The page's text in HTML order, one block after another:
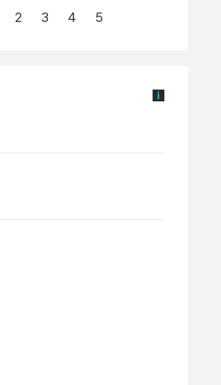
2 3 4 5